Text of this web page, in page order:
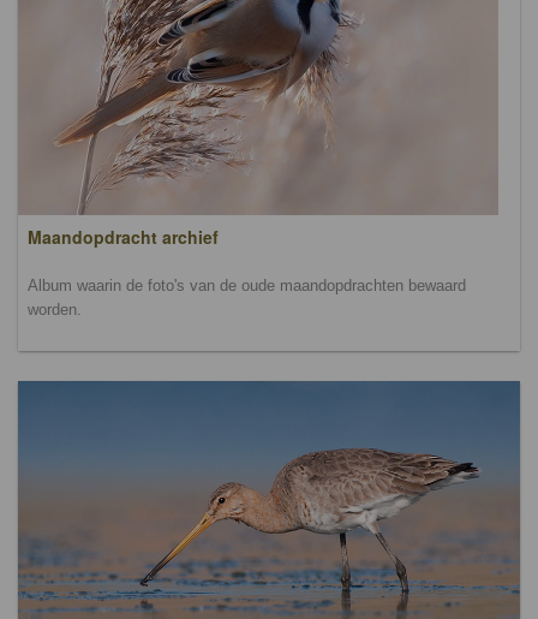
Maandopdracht archief
Album waarin de foto's van de oude maandopdrachten bewaard
worden.